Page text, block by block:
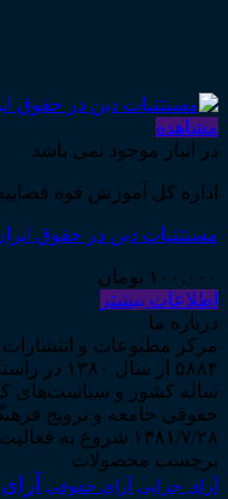
مشاهده
در انبار موجود نمی باشد
اداره کل آموزش قوه
مستثنیات دین در حقوق
۱۰۰,۰۰۰ تومان
اطلاعات بیشتر
درباره ما
مرکز مطبوعات و انتشارات
۵۸۸۴ از
ساله کشور و سیاست‌های
۱۳۸۱/۷/۲۸ شروع به فعالیت نمود...
برچسب محصولات
آرای جزایی آرای حقوقی